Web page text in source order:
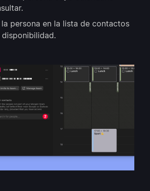
persona en la lista de contactos